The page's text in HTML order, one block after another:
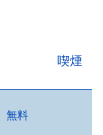
喫煙
無料